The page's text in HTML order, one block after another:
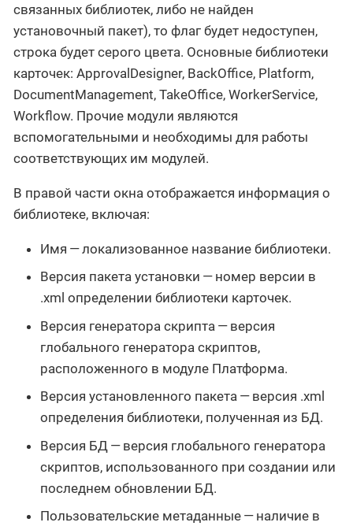
связанных библиотек, либо не найден
установочный пакет), то флаг будет недоступен,
строка будет серого цвета. Основные библиотеки
карточек: ApprovalDesigner, BackOffice, Platform,
DocumentManagement, TakeOffice, WorkerService,
Workflow. Прочие модули являются
вспомогательными и необходимы для работы
соответствующих им модулей.
В правой части окна отображается информация о
библиотеке, включая:
Имя — локализованное название библиотеки.
Версия пакета установки — номер версии в
.xml определении библиотеки карточек.
Версия генератора скрипта — версия
глобального генератора скриптов,
расположенного в модуле Платформа.
Версия установленного пакета — версия .xml
определения библиотеки, полученная из БД.
Версия БД — версия глобального генератора
скриптов, использованного при создании или
последнем обновлении БД.
Пользовательские метаданные — наличие в